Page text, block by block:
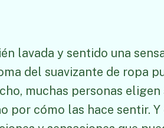
lavada y sentido una
del suavizante de ropa
muchas personas eligen
cómo las hace sentir. Y